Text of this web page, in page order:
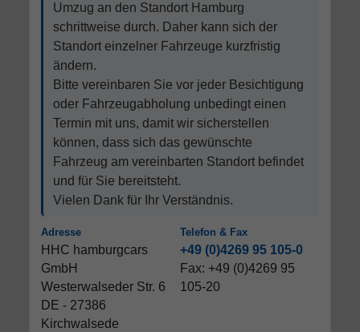
Umzug an den Standort Hamburg
schrittweise durch. Daher kann sich der
Standort einzelner Fahrzeuge kurzfristig
ändern.
Bitte vereinbaren Sie vor jeder Besichtigung
oder Fahrzeugabholung unbedingt einen
Termin mit uns, damit wir sicherstellen
können, dass sich das gewünschte
Fahrzeug am vereinbarten Standort befindet
und für Sie bereitsteht.
Vielen Dank für Ihr Verständnis.
Adresse
HHC hamburgcars
GmbH
Westerwalseder Str. 6
DE - 27386
Kirchwalsede
Telefon & Fax
+49 (0)4269 95 105-0
Fax: +49 (0)4269 95
105-20